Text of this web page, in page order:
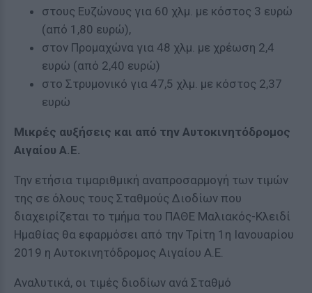
στους Ευζώνους για 60 χλμ. με κόστος 3 ευρώ
(από 1,80 ευρώ),
στον Προμαχώνα για 48 χλμ. με χρέωση 2,4
ευρώ (από 2,40 ευρώ)
στο Στρυμονικό για 47,5 χλμ. με κόστος 2,37
ευρώ
Μικρές αυξήσεις και από την Αυτοκινητόδρομος
Αιγαίου Α.Ε.
Την ετήσια τιμαριθμική αναπροσαρμογή των τιμών
της σε όλους τους Σταθμούς Διοδίων που
διαχειρίζεται το τμήμα του ΠΑΘΕ Μαλιακός-Κλειδί
Ημαθίας θα εφαρμόσει από την Τρίτη 1η Ιανουαρίου
2019 η Αυτοκινητόδρομος Αιγαίου Α.Ε.
Αναλυτικά, οι τιμές διοδίων ανά Σταθμό